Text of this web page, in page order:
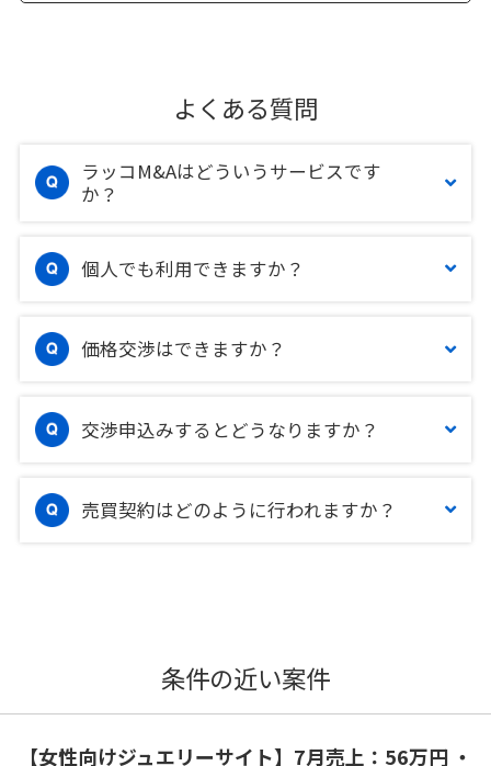
よくある質問
ラッコM&Aはどういうサービスです
か？
個人でも利用できますか？
価格交渉はできますか？
交渉申込みするとどうなりますか？
売買契約はどのように行われますか？
条件の近い案件
【女性向けジュエリーサイト】7月売上：56万円 ・